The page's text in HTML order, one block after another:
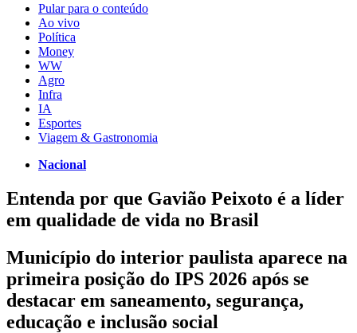
Pular para o conteúdo
Ao vivo
Política
Money
WW
Agro
Infra
IA
Esportes
Viagem & Gastronomia
Nacional
Entenda por que Gavião Peixoto é a líder
em qualidade de vida no Brasil
Município do interior paulista aparece na
primeira posição do IPS 2026 após se
destacar em saneamento, segurança,
educação e inclusão social